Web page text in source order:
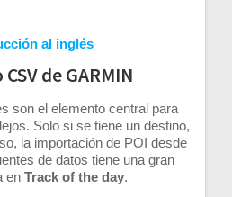
al inglés
de GARMIN
son el elemento central para
Solo si se tiene un destino,
la importación de POI desde
de datos tiene una gran
en Track of the day.